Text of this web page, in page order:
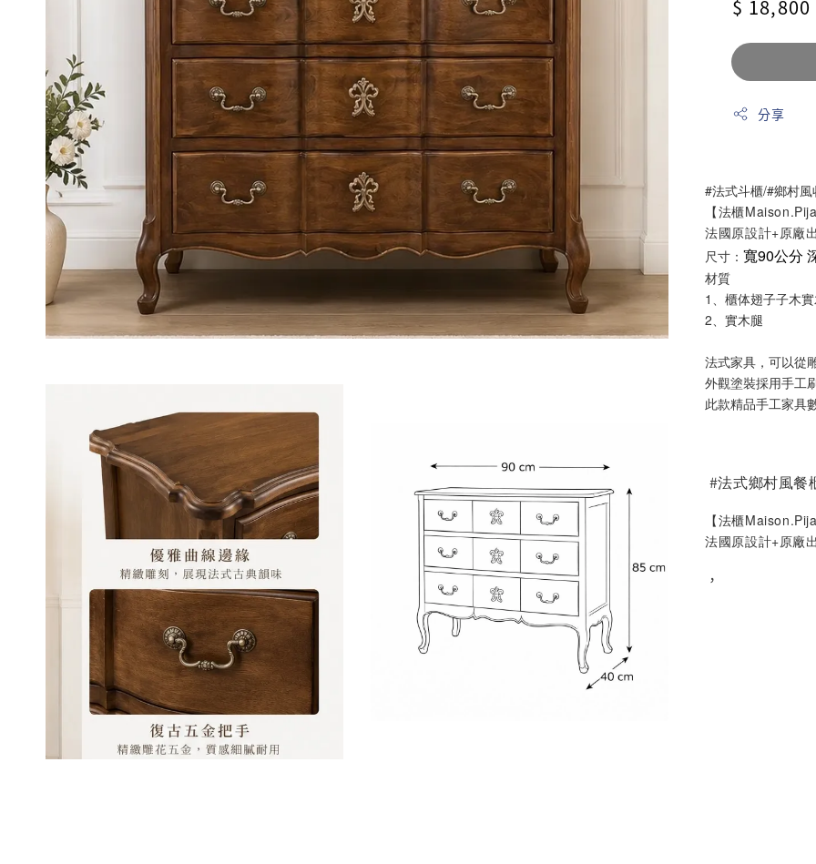
Regular
$ 18,800
分享
#法式斗櫃/#鄉村
【法櫃
法國原設計+原廠
尺寸：寬90公分
材質
1、櫃体翅子子木
2、實木腿
法式家具，可以從
外觀塗裝採用手工
此款精品手工家具
#法式鄉村風餐
【法櫃
法國原設計+原廠
，